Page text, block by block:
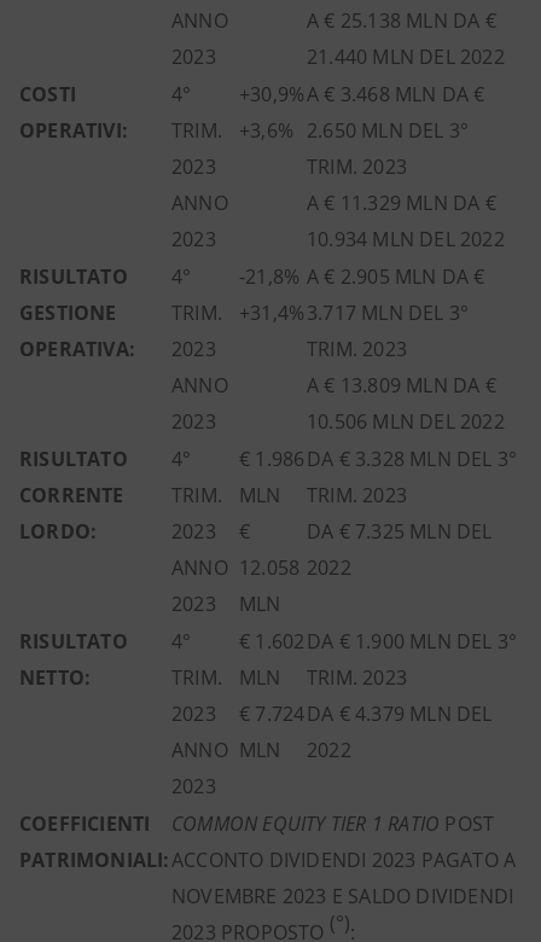
ANNO
2023
A € 25.138 MLN DA €
21.440 MLN DEL 2022
COSTI
OPERATIVI:
4°
TRIM.
2023
ANNO
2023
+30,9%
+3,6%
A € 3.468 MLN DA €
2.650 MLN DEL 3°
TRIM. 2023
A € 11.329 MLN DA €
10.934 MLN DEL 2022
RISULTATO
GESTIONE
OPERATIVA:
4°
TRIM.
2023
ANNO
2023
-21,8%
+31,4%
A € 2.905 MLN DA €
3.717 MLN DEL 3°
TRIM. 2023
A € 13.809 MLN DA €
10.506 MLN DEL 2022
RISULTATO
CORRENTE
LORDO:
4°
TRIM.
2023
ANNO
2023
€ 1.986
MLN
€
12.058
MLN
DA € 3.328 MLN DEL 3°
TRIM. 2023
DA € 7.325 MLN DEL
2022
RISULTATO
NETTO:
4°
TRIM.
2023
ANNO
2023
€ 1.602
MLN
€ 7.724
MLN
DA € 1.900 MLN DEL 3°
TRIM. 2023
DA € 4.379 MLN DEL
2022
COEFFICIENTI
PATRIMONIALI:
COMMON EQUITY TIER 1 RATIO POST
ACCONTO DIVIDENDI 2023 PAGATO A
NOVEMBRE 2023 E SALDO DIVIDENDI
2023 PROPOSTO (°):